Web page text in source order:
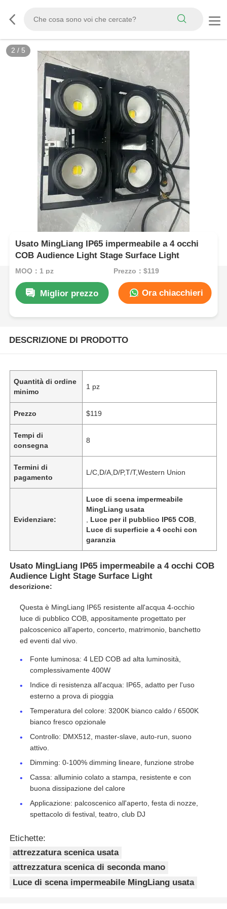
2 / 5
Usato MingLiang IP65 impermeabile a 4 occhi
COB Audience Light Stage Surface Light
MOQ：1 pz Prezzo：$119
Miglior prezzo Ora chiacchieri
DESCRIZIONE DI PRODOTTO
Quantità di ordine
minimo
1 pz
Prezzo $119
Tempi di
consegna
8
Termini di
pagamento
L/C,D/A,D/P,T/T,Western Union
Evidenziare:
Luce di scena impermeabile
MingLiang usata
Luce per il pubblico IP65 COB
Luce di superficie a 4 occhi con
garanzia
Usato MingLiang IP65 impermeabile a 4 occhi COB
Audience Light Stage Surface Light
descrizione:
Questa è MingLiang IP65 resistente all'acqua 4-occhio
luce di pubblico COB, appositamente progettato per
palcoscenico all'aperto, concerto, matrimonio, banchetto
ed eventi dal vivo.
Fonte luminosa: 4 LED COB ad alta luminosità,
complessivamente 400W
Indice di resistenza all'acqua: IP65, adatto per l'uso
esterno a prova di pioggia
Temperatura del colore: 3200K bianco caldo / 6500K
bianco fresco opzionale
Controllo: DMX512, master-slave, auto-run, suono
attivo.
Dimming: 0-100% dimming lineare, funzione strobe
Cassa: alluminio colato a stampa, resistente e con
buona dissipazione del calore
Applicazione: palcoscenico all'aperto, festa di nozze,
spettacolo di festival, teatro, club DJ
Etichette:
attrezzatura scenica usata
attrezzatura scenica di seconda mano
Luce di scena impermeabile MingLiang usata